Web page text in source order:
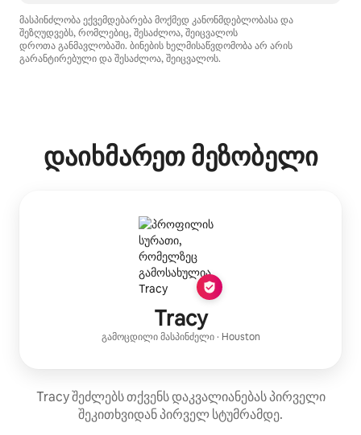
მასპინძლობა ექვემდებარება მოქმედ კანონმდებლობასა და
შეზღუდვებს, რომლებიც, შესაძლოა, შეიცვალოს
დროთა განმავლობაში. ბინების ხელმისაწვდომობა არ არის
გარანტირებული და შესაძლოა, შეიცვალოს.
დაიხმარეთ მეზობელი
Tracy
გამოცდილი მასპინძელი · Houston
Tracy შეძლებს თქვენს დაკვალიანებას პირველი
შეკითხვიდან პირველ სტუმრამდე.